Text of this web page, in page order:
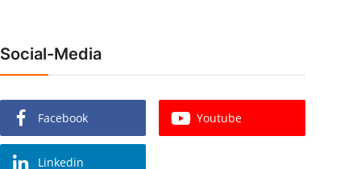
Social-Media
Facebook Youtube
Linkedin